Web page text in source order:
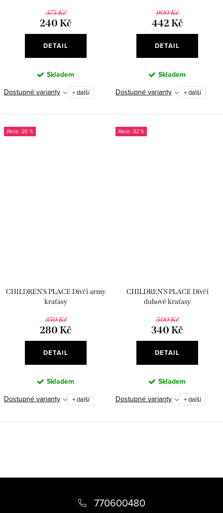
375 Kč
240 Kč
DETAIL
Skladem
Dostupné varianty + další
900 Kč
442 Kč
DETAIL
Skladem
Dostupné varianty + další
-20 %
CHILDREN'S PLACE Dívčí army
kraťasy
350 Kč
280 Kč
DETAIL
Skladem
Dostupné varianty + další
-32 %
CHILDREN'S PLACE Dívčí
duhové kraťasy
500 Kč
340 Kč
DETAIL
Skladem
Dostupné varianty + další
á
770600480